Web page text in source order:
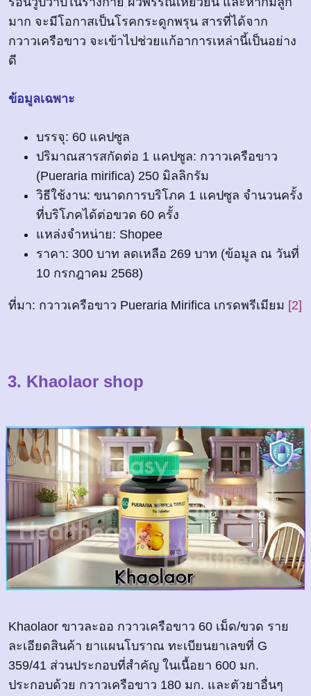
มาก จะมีโอกาสเป็นโรคกระดูกพรุน สารที่ได้จาก
กวาวเครือขาว จะเข้าไปช่วยแก้อาการเหล่านี้เป็นอย่าง
ดี
ข้อมูลเฉพาะ
บรรจุ: 60 แคปซูล
ปริมาณสารสกัดต่อ 1 แคปซูล: กวาวเครือขาว
(Pueraria mirifica) 250 มิลลิกรัม
วิธีใช้งาน: ขนาดการบริโภค 1 แคปซูล จำนวนครั้ง
ที่บริโภคได้ต่อขวด 60 ครั้ง
แหล่งจำหน่าย: Shopee
ราคา: 300 บาท ลดเหลือ 269 บาท (ข้อมูล ณ วันที่
10 กรกฎาคม 2568)
ที่มา: กวาวเครือขาว Pueraria Mirifica เกรดพรีเมียม [2]
3. Khaolaor shop
Khaolaor ขาวละออ กวาวเครือขาว 60 เม็ด/ขวด ราย
ละเอียดสินค้า ยาแผนโบราณ ทะเบียนยาเลขที่ G
359/41 ส่วนประกอบที่สำคัญ ในเนื้อยา 600 มก.
ประกอบด้วย กวาวเครือขาว 180 มก. และตัวยาอื่นๆ